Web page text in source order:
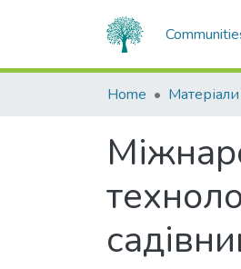
Home